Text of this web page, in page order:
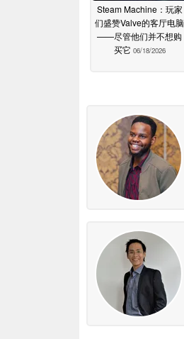
Steam Machine：玩家
们盛赞Valve的客厅电脑
——尽管他们并不想购
买它 06/18/2026